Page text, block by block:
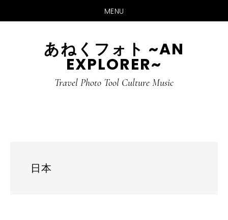
MENU
あねくフォト ~AN
EXPLORER~
Travel Photo Tool Culture Music
日本